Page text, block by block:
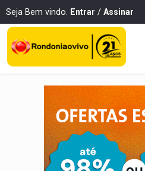
Seja Bem vindo. Entrar / Assinar